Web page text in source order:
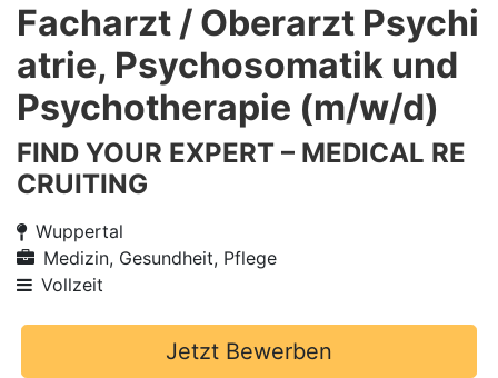
Facharzt / Oberarzt Psychi
atrie, Psychosomatik und
Psychotherapie (m/w/d)
FIND YOUR EXPERT – MEDICAL RE
CRUITING
Wuppertal
Medizin, Gesundheit, Pflege
Vollzeit
Jetzt Bewerben